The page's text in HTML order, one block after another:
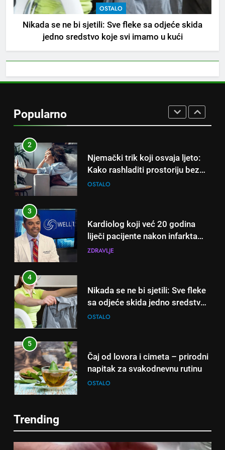
OSTALO
Nikada se ne bi sjetili: Sve fleke sa odjeće skida
jedno sredstvo koje svi imamo u kući
Popularno
8
Piće od smreke – prirodni
napitak koji se često spominje
kod šećerne bolesti
OSTALO
1
čak će se i “suhi štap”
ukorijeniti! Stari vrtlarski trik koji
iskusni baštovani čuvaju
2
Njemački trik koji osvaja ljeto:
Kako rashladiti prostoriju bez
klime i velikih računa za struju!
OSTALO
3
Kardiolog koji već 20 godina
liječi pacijente nakon infarkta
otkrio: Ove 4 jutarnje navike
dana!
ZDRAVLJE
4
Nikada se ne bi sjetili: Sve fleke
sa odjeće skida jedno sredstvo
koje svi imamo u kući
OSTALO
5
Čaj od lovora i cimeta – prirodni
napitak za svakodnevnu rutinu
OSTALO
raditi kao sat, zaboravit ćete na
Trending
5
Čaj od lovora i cimeta – prirodni